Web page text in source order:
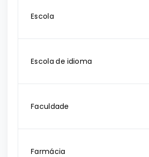
Escola
Escola de idioma
Faculdade
Farmácia